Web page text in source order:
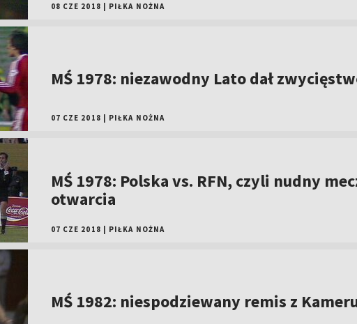
08 CZE 2018 PIŁKA NOŻNA
MŚ 1978: niezawodny Lato dał
07 CZE 2018 PIŁKA NOŻNA
MŚ 1978: Polska vs. RFN, czyli nudny
otwarcia
07 CZE 2018 PIŁKA NOŻNA
MŚ 1982: niespodziewany remis z